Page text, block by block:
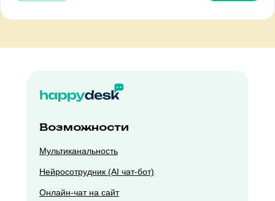
Возможности
Нейросотрудник (AI чат-бот)
Мультиканальность
Онлайн-чат на сайт